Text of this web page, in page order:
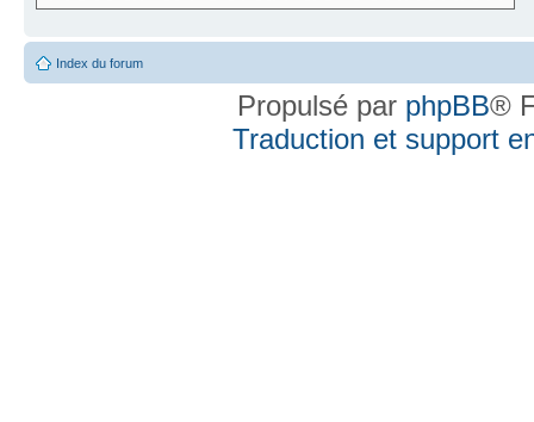
Index du forum
Propulsé par phpBB®
Traduction et support